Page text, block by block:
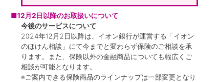
■12月2日以降のお取扱いについて
今後のサービスについて
2024年12月2日以降は、イオン銀行が運営する「イオン
のほけん相談」にて今までと変わらず保険のご相談を承
ります。また、保険以外の金融商品についても幅広くご
相談が可能となります。
※ご案内できる保険商品のラインナップは一部変更となり